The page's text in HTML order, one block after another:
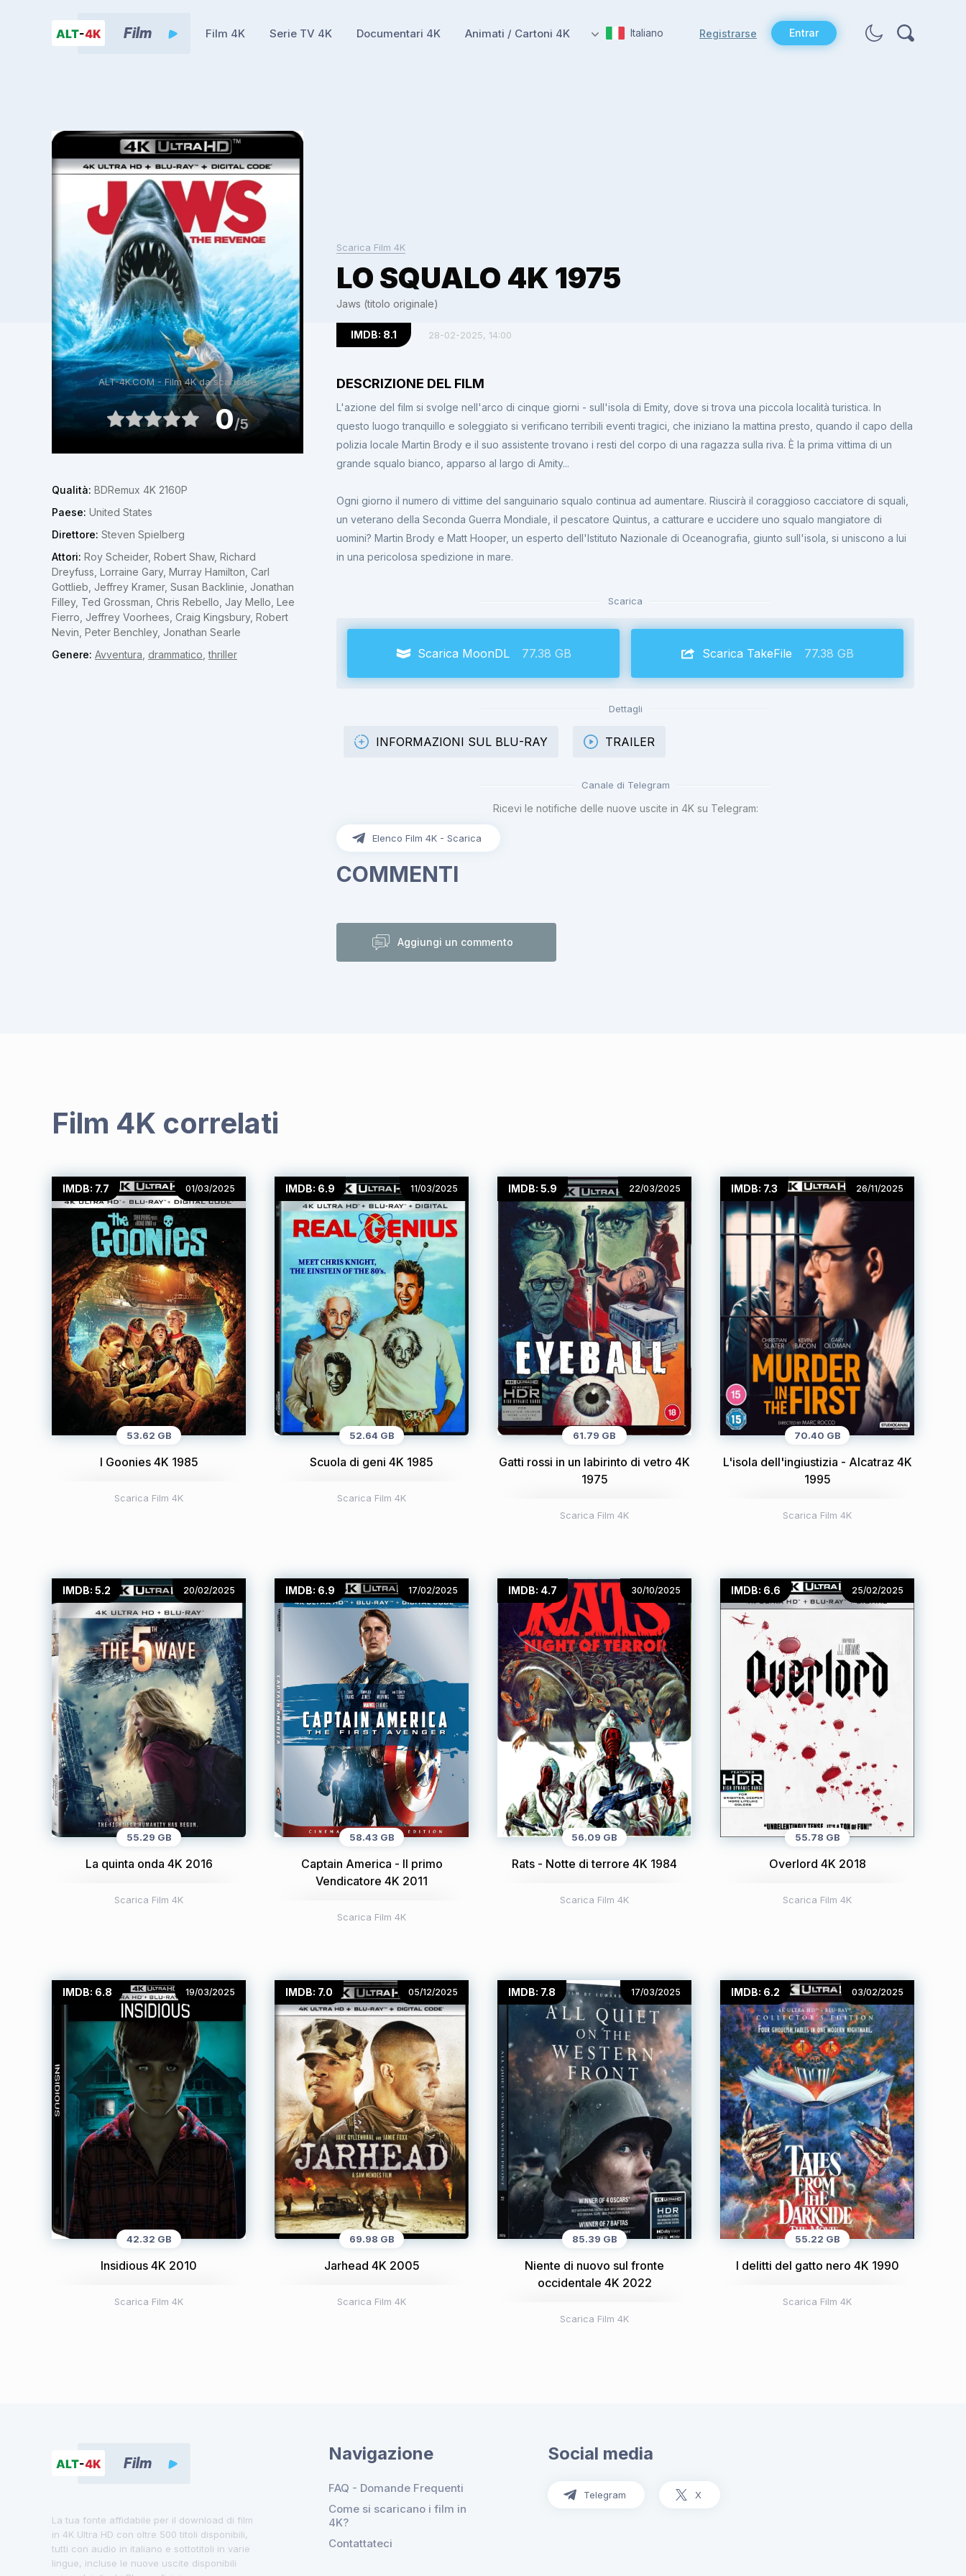
Film 4K Serie TV 4K Documentari 4K Animati / Cartoni 4K Italiano Registrarse Entrar
ALT-4K.COM - Film 4K da scaricare
0/5
Qualità: BDRemux 4K 2160P
Paese: United States
Direttore: Steven Spielberg
Attori: Roy Scheider, Robert Shaw, Richard
Dreyfuss, Lorraine Gary, Murray Hamilton, Carl
Gottlieb, Jeffrey Kramer, Susan Backlinie, Jonathan
Filley, Ted Grossman, Chris Rebello, Jay Mello, Lee
Fierro, Jeffrey Voorhees, Craig Kingsbury, Robert
Nevin, Peter Benchley, Jonathan Searle
Genere: Avventura, drammatico,thriller
Scarica Film 4K
LO SQUALO 4K 1975
Jaws (titolo originale)
IMDB: 8.1 28-02-2025, 14:00
DESCRIZIONE DEL FILM
L'azione del film si svolge nell'arco di cinque giorni - sull'isola di Emity, dove si trova una piccola località turistica. In
questo luogo tranquillo e soleggiato si verificano terribili eventi tragici, che iniziano la mattina presto, quando il capo della
polizia locale Martin Brody e il suo assistente trovano i resti del corpo di una ragazza sulla riva. È la prima vittima di un
grande squalo bianco, apparso al largo di Amity...
Ogni giorno il numero di vittime del sanguinario squalo continua ad aumentare. Riuscirà il coraggioso cacciatore di squali,
un veterano della Seconda Guerra Mondiale, il pescatore Quintus, a catturare e uccidere uno squalo mangiatore di
uomini? Martin Brody e Matt Hooper, un esperto dell'Istituto Nazionale di Oceanografia, giunto sull'isola, si uniscono a lui
in una pericolosa spedizione in mare.
Scarica
Scarica MoonDL 77.38 GB Scarica TakeFile 77.38 GB
Dettagli
INFORMAZIONI SUL BLU-RAY TRAILER
Canale di Telegram
Ricevi le notifiche delle nuove uscite in 4K su Telegram:
Elenco Film 4K - Scarica
COMMENTI
Aggiungi un commento
Film 4K correlati
IMDB: 7.7 01/03/2025
53.62 GB
I Goonies 4K 1985
Scarica Film 4K
IMDB: 6.9 11/03/2025
52.64 GB
Scuola di geni 4K 1985
Scarica Film 4K
IMDB: 5.9 22/03/2025
61.79 GB
Gatti rossi in un labirinto di vetro 4K
1975
Scarica Film 4K
IMDB: 7.3 26/11/2025
70.40 GB
L'isola dell'ingiustizia - Alcatraz 4K
1995
Scarica Film 4K
IMDB: 5.2 20/02/2025
55.29 GB
La quinta onda 4K 2016
Scarica Film 4K
IMDB: 6.9 17/02/2025
58.43 GB
Captain America - Il primo
Vendicatore 4K 2011
Scarica Film 4K
IMDB: 4.7 30/10/2025
56.09 GB
Rats - Notte di terrore 4K 1984
Scarica Film 4K
IMDB: 6.6 25/02/2025
55.78 GB
Overlord 4K 2018
Scarica Film 4K
IMDB: 6.8 19/03/2025
42.32 GB
Insidious 4K 2010
Scarica Film 4K
IMDB: 7.0 05/12/2025
69.98 GB
Jarhead 4K 2005
Scarica Film 4K
IMDB: 7.8 17/03/2025
85.39 GB
Niente di nuovo sul fronte
occidentale 4K 2022
Scarica Film 4K
IMDB: 6.2 03/02/2025
55.22 GB
I delitti del gatto nero 4K 1990
Scarica Film 4K
La tua fonte affidabile per il download di film
in 4K Ultra HD con oltre 500 titoli disponibili,
tutti con audio in italiano e sottotitoli in varie
lingue, incluse le nuove uscite disponibili
Navigazione
FAQ - Domande Frequenti
Come si scaricano i film in
4K?
Contattateci
Social media
Telegram X